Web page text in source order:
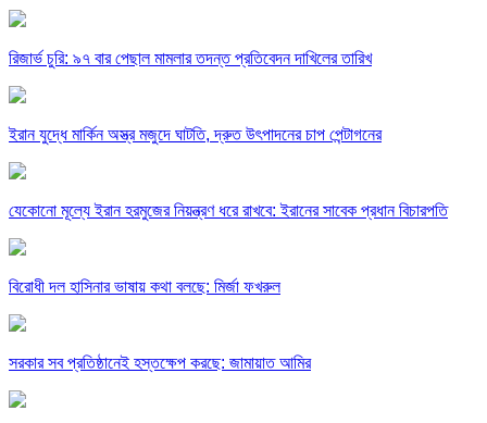
রিজার্ভ চুরি: ৯৭ বার পেছাল মামলার তদন্ত প্রতিবেদন দাখিলের তারিখ
ইরান যুদ্ধে মার্কিন অস্ত্র মজুদে ঘাটতি, দ্রুত উৎপাদনের চাপ পেন্টাগনের
যেকোনো মূল্যে ইরান হরমুজের নিয়ন্ত্রণ ধরে রাখবে: ইরানের সাবেক প্রধান বিচারপতি
বিরোধী দল হাসিনার ভাষায় কথা বলছে: মির্জা ফখরুল
সরকার সব প্রতিষ্ঠানেই হস্তক্ষেপ করছে: জামায়াত আমির